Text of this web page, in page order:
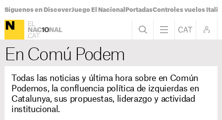
Síguenos en DiscoverJuego El Nacional PortadasControles vuelos Italia
En Comú Podem
Todas las noticias y última hora sobre en Común
Podemos, la confluencia política de izquierdas en
Catalunya, sus propuestas, liderazgo y actividad
institucional.